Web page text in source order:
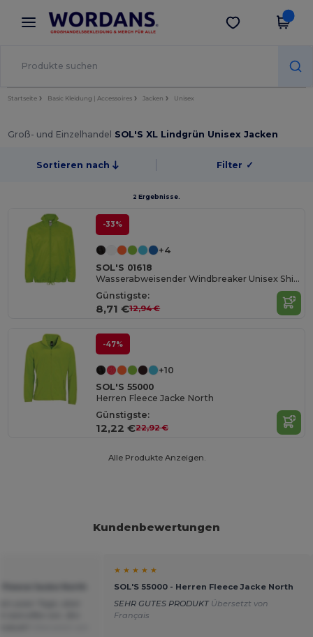
× Wordans App
Bessere Preise in der App!
App holen
Startseite Basic Kleidung | Accessoires Jacken Unisex
Groß- und Einzelhandel SOL'S XL Lindgrün Unisex Jacken
Sortieren nach Filter ✓
2 Ergebnisse.
-33%
+4
SOL'S 01618
Wasserabweisender Windbreaker Unisex Shift
Günstigste:
8,71 €12,94 €
-47%
+10
SOL'S 55000
Herren Fleece Jacke North
Günstigste:
12,22 €22,92 €
Alle Produkte Anzeigen.
Kundenbewertungen
★ ★ ★ ★ ★
SOL'S 55000 - Herren Fleece Jacke North
SEHR GUTES PRODUKT Übersetzt von
Français